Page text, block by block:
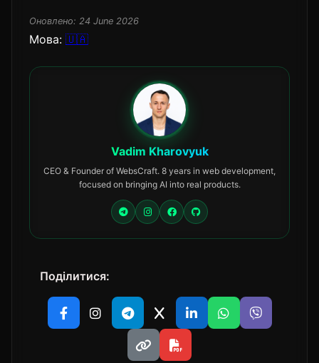
Оновлено: 24 June 2026
Мова: 🇺🇦
Vadim Kharovyuk
CEO & Founder of WebsCraft. 8 years in web development,
focused on bringing AI into real products.
Поділитися: